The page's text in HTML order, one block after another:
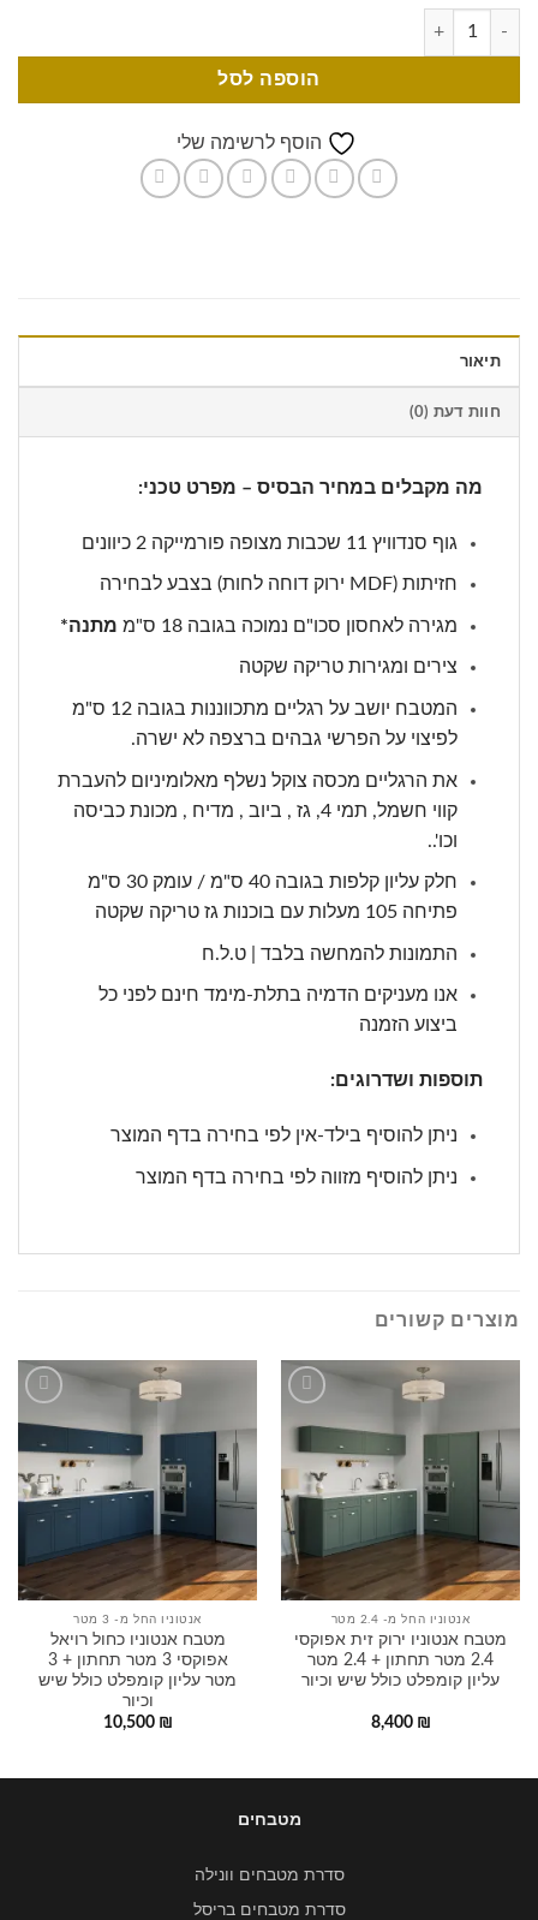
הוספה לסל
הוסף לרשימה שלי
תיאור
חוות דעת (0)
מה מקבלים במחיר הבסיס – מפרט טכני:
גוף סנדוויץ 11 שכבות מצופה פורמייקה 2 כיוונים
חזיתות (MDF ירוק דוחה לחות) בצבע לבחירה
מגירה לאחסון סכו"ם נמוכה בגובה 18 ס"מ מתנה*
צירים ומגירות טריקה שקטה
המטבח יושב על רגליים מתכווננות בגובה 12 ס"מ
לפיצוי על הפרשי גבהים ברצפה לא ישרה.
את הרגליים מכסה צוקל נשלף מאלומיניום להעברת
קווי חשמל, תמי 4, גז , ביוב , מדיח , מכונת כביסה
וכו'..
חלק עליון קלפות בגובה 40 ס"מ / עומק 30 ס"מ
פתיחה 105 מעלות עם בוכנות גז טריקה שקטה
התמונות להמחשה בלבד | ט.ל.ח
אנו מעניקים הדמיה בתלת-מימד חינם לפני כל
ביצוע הזמנה
תוספות ושדרוגים:
ניתן להוסיף בילד-אין לפי בחירה בדף המוצר
ניתן להוסיף מזווה לפי בחירה בדף המוצר
מוצרים קשורים
שלי
אנטוניו החל מ- 2.4 מטר
מטבח אנטוניו ירוק זית אפוקסי
2.4 מטר תחתון + 2.4 מטר
עליון קומפלט כולל שיש וכיור
8,400 ₪
הוסף
שלי
אנטוניו החל מ- 3 מטר
מטבח אנטוניו כחול רויאל
אפוקסי 3 מטר תחתון + 3
מטר עליון קומפלט כולל שיש
וכיור
10,500 ₪
מטבחים
סדרת מטבחים וונילה
סדרת מטבחים בריסל